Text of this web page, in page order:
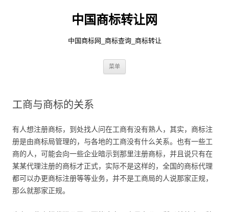
中国商标转让网
中国商标网_商标查询_商标转让
菜单
工商与商标的关系
有人想注册商标，到处找人问在工商有没有熟人，其实，商标注
册是由商标局管理的，与各地的工商没有什么关系。也有一些工
商的人，可能会向一些企业暗示到那里注册商标，并且说只有在
某某代理注册的商标才正式，实际不是这样的，全国的商标代理
都可以办更商标注册等等业务，并不是工商局的人说那家正规，
那么就那家正规。